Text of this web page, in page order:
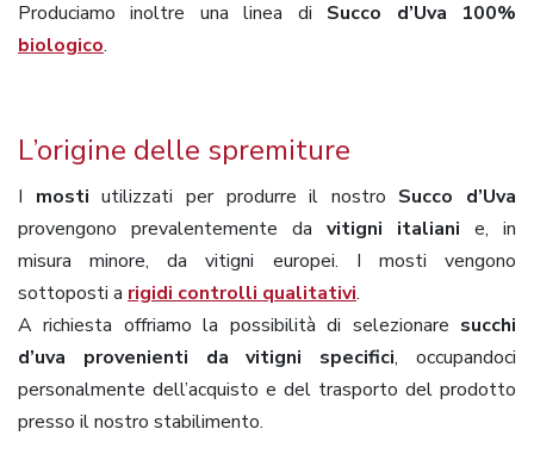
Produciamo inoltre una linea di Succo d’Uva
100%
biologico.
L’origine delle spremiture
I mosti utilizzati per produrre il nostro Succo d’Uva
provengono prevalentemente da vitigni italiani e, in
misura minore, da vitigni europei. I mosti vengono
sottoposti a rigidi controlli qualitativi.
A richiesta offriamo la possibilità di selezionare succhi
d’uva provenienti da vitigni specifici, occupandoci
personalmente dell’acquisto e del trasporto del prodotto
presso il nostro stabilimento.